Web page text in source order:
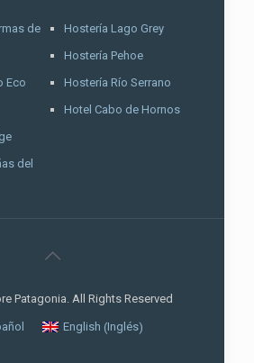
de
Eco
del
Hostería Lago Grey
Hostería Pehoe
Hostería Río Serrano
Hotel Cabo de Hornos
Patagonia. All Rights Reserved
English (Inglés)